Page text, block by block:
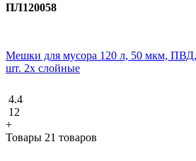
ПЛ120058
Мешки для мусора 120 л, 50 мкм, ПВД,
шт. 2х слойные
4.4
12
+
Товары 21 товаров